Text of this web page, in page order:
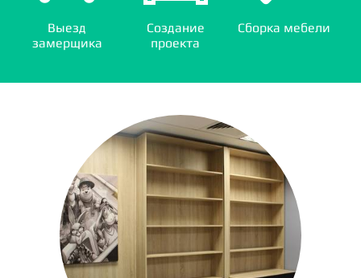
Выезд
замерщика
Создание
проекта
Сборка мебели